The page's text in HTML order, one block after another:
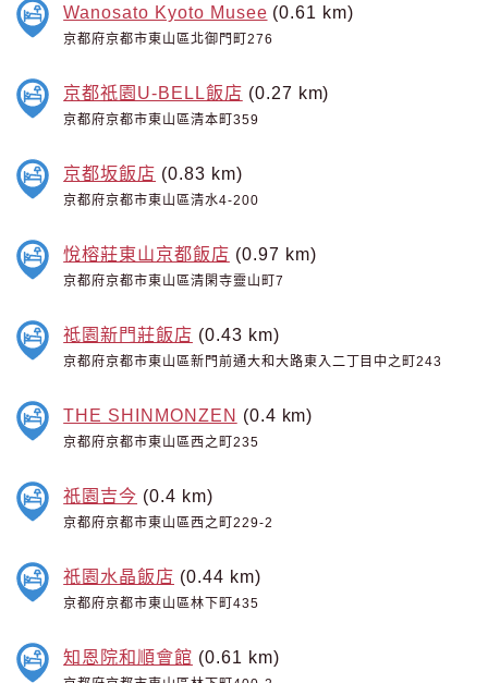
Wanosato Kyoto Musee (0.61 km)
京都府京都市東山區北御門町276
京都祇園U-BELL飯店 (0.27 km)
京都府京都市東山區清本町359
京都坂飯店 (0.83 km)
京都府京都市東山區清水4-200
悅榕莊東山京都飯店 (0.97 km)
京都府京都市東山區清閑寺靈山町7
祗園新門莊飯店 (0.43 km)
京都府京都市東山區新門前通大和大路東入二丁目中之町243
THE SHINMONZEN (0.4 km)
京都府京都市東山區西之町235
祇園吉今 (0.4 km)
京都府京都市東山區西之町229-2
祇園水晶飯店 (0.44 km)
京都府京都市東山區林下町435
知恩院和順會館 (0.61 km)